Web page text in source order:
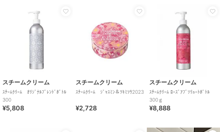
スチームクリーム
ｽﾁｰﾑｸﾘｰﾑ ｵﾘｼﾞﾅﾙﾌﾞﾚﾝﾄﾞﾎﾞﾄﾙ
300
¥5,808
スチームクリーム
ｽﾁｰﾑｸﾘｰﾑ ｼﾞｬｽﾐﾝ＆ﾂｷﾐｿｳ2023
¥2,728
スチームクリーム
ｽﾁｰﾑｸﾘｰﾑ ﾛｰｽﾞｱﾌﾞｿﾘｭｰﾄﾎﾞﾄﾙ
300ｇ
¥8,888